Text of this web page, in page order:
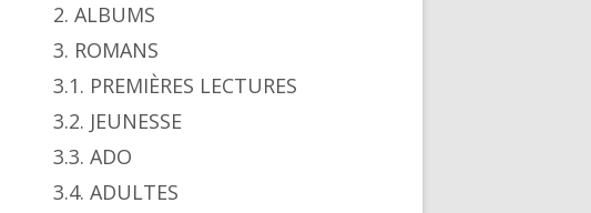
2. ALBUMS
3. ROMANS
3.1. PREMIÈRES LECTURES
3.2. JEUNESSE
3.3. ADO
3.4. ADULTES